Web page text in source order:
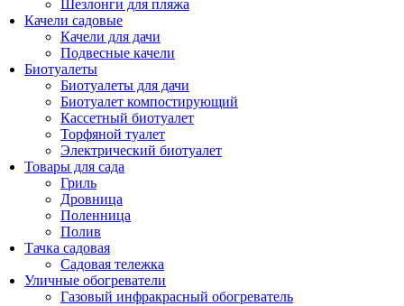
Шезлонги для пляжа
Качели садовые
Качели для дачи
Подвесные качели
Биотуалеты
Биотуалеты для дачи
Биотуалет компостирующий
Кассетный биотуалет
Торфяной туалет
Электрический биотуалет
Товары для сада
Гриль
Дровница
Поленница
Полив
Тачка садовая
Садовая тележка
Уличные обогреватели
Газовый инфракрасный обогреватель